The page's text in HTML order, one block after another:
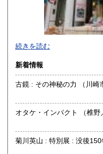
神保町駅から靖国通り沿
カーブに差し掛かると白い
通り沿いのショーケースに
店内には山岳書・料理書・
する本が
続きを読む
新着情報
古鏡 : その
オタケ・